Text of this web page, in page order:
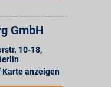
GmbH
10-18,
Karte anzeigen